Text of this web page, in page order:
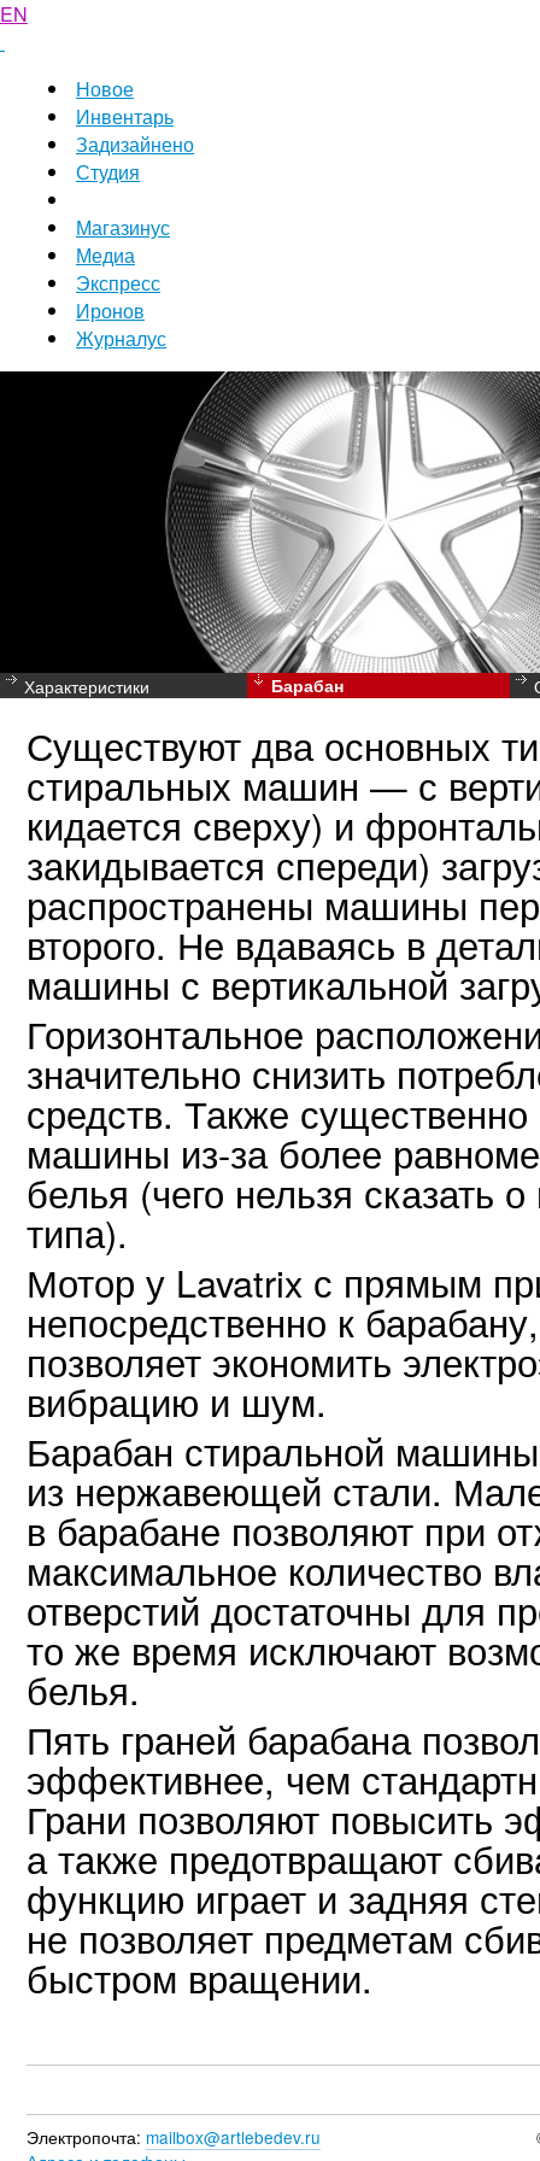
EN
Новое
Инвентарь
Задизайнено
Студия
Магазинус
Медиа
Экспресс
Иронов
Журналус
Характеристики Барабан
Существуют два основных
стиральных машин — с
кидается сверху) и
закидывается спереди)
распространены машины
второго. Не вдаваясь в
машины с вертикальной
Горизонтальное
значительно снизить
средств. Также
машины из-заболее
белья (чего нельзя сказать
типа).
Мотор у Lavatrix с прямым
непосредственно к
позволяет экономить
вибрацию и шум.
Барабан стиральной
из нержавеющей стали.
в барабане позволяют при
максимальное количество
отверстий достаточны для
то же время исключают
белья.
Пять граней барабана
эффективнее, чем
Грани позволяют повысить
а также предотвращают
функцию играет и задняя
не позволяет предметам
быстром вращении.
Электропочта: mailbox@artlebedev.ru